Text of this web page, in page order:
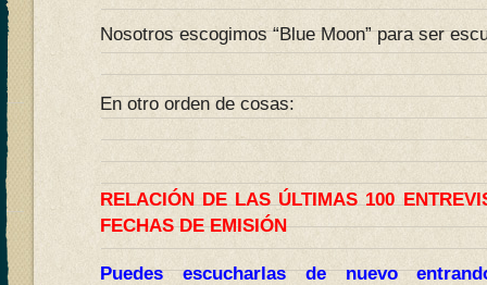
Nosotros escogimos “Blue Moon” para ser
En otro orden de cosas:
RELACIÓN DE LAS ÚLTIMAS 100
FECHAS DE EMISIÓN
Puedes escucharlas de nuevo